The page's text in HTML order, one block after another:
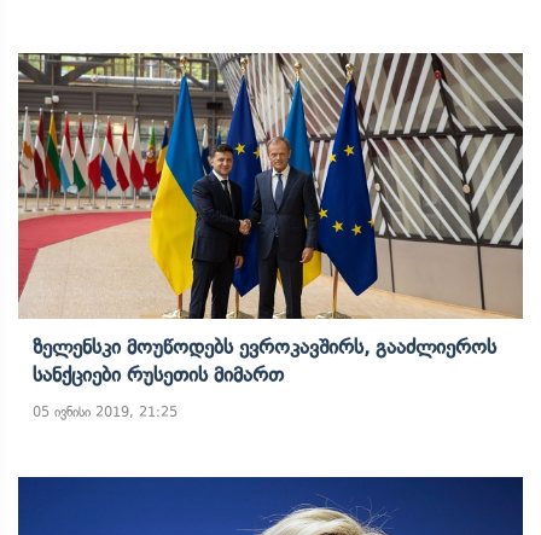
Ზელენსკი Მოუწოდებს Ევროკავშირს, Გააძლიეროს
Სანქციები Რუსეთის Მიმართ
05 ივნისი 2019, 21:25